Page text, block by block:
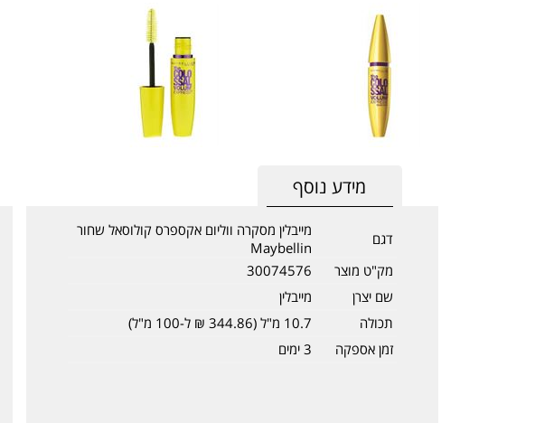
מידע נוסף
דגם
מייבלין מסקרה ווליום אקספרס קולוסאל שחור
Maybellin
מק"ט מוצר
30074576
שם יצרן
מייבלין
תכולה
10.7 מ"ל (344.86 ₪ ל-100 מ"ל)
זמן אספקה
3 ימים